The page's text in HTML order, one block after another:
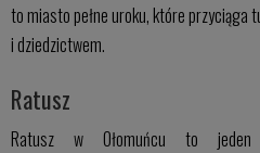
to miasto pełne uroku, które
i dziedzictwem.
Ratusz
Ratusz w Ołomuńcu to jeden